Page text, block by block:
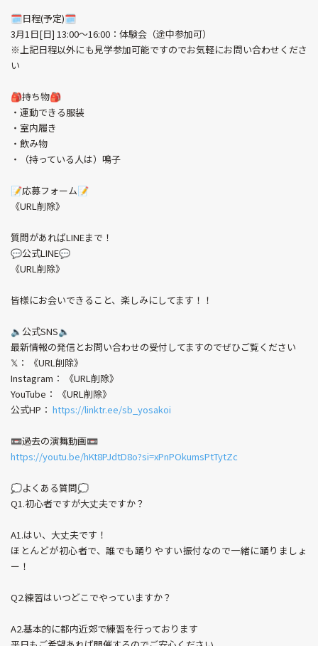
🗓日程(予定)🗓
3月1日[日] 13:00～16:00：体験会（途中参加可）
※上記日程以外にも見学参加可能ですのでお気軽にお問い合わせくださ
い
🎒持ち物🎒
・運動できる服装
・室内履き
・飲み物
・（持っている人は）鳴子
📝応募フォーム📝
《URL削除》
質問があればLINEまで！
💬公式LINE💬
《URL削除》
皆様にお会いできること、楽しみにしてます！！
🔈公式SNS🔈
最新情報の発信とお問い合わせの受付してますのでぜひご覧ください
𝕏： 《URL削除》
Instagram： 《URL削除》
YouTube： 《URL削除》
公式HP： https://linktr.ee/sb_yosakoi
📼過去の演舞動画📼
https://youtu.be/hKt8PJdtD8o?si=xPnPOkumsPtTytZc
💭よくある質問💭
Q1.初心者ですが大丈夫ですか？
A1.はい、大丈夫です！
ほとんどが初心者で、誰でも踊りやすい振付なので一緒に踊りましょ
ー！
Q2.練習はいつどこでやっていますか？
A2.基本的に都内近郊で練習を行っております